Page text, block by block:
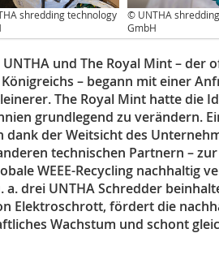
shredding technology
© UNTHA
GmbH
und The Royal Mint – der
– begann mit einer
The Royal Mint hatte die
grundlegend zu verändern.
der Weitsicht des
technischen Partnern –
WEEE-Recycling nachhaltig
a. drei UNTHA Schredder
Elektroschrott, fördert die
Wachstum und schont